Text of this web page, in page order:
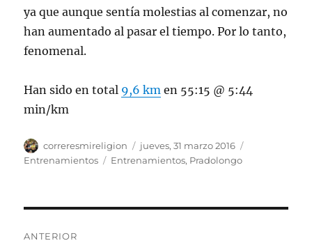
ya que aunque sentía molestias al comenzar, no
han aumentado al pasar el tiempo. Por lo tanto,
fenomenal.
Han sido en total 9,6 km en 55:15 @ 5:44
min/km
Autor
correresmireligion
Publicado
el
jueves, 31 marzo 2016
Entrenamientos
Etiquetas
Entrenamientos, Pradolongo
ANTERIOR